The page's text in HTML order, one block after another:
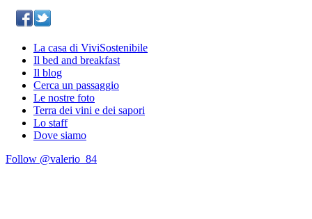
La casa di ViviSostenibile
Il bed and breakfast
Il blog
Cerca un passaggio
Le nostre foto
Terra dei vini e dei sapori
Lo staff
Dove siamo